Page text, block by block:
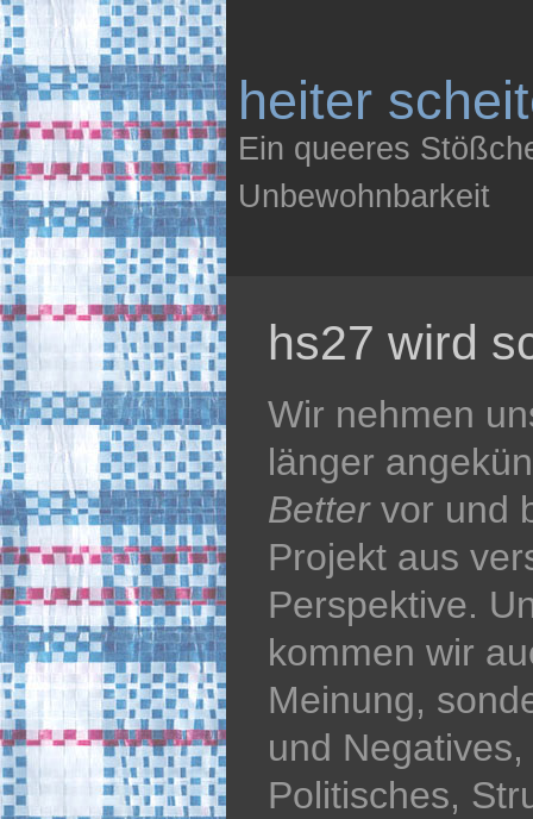
heiter
Ein queeres
Unbewohnbarkeit
hs27 wird
Wir nehmen
länger
Bettervor und
Projekt aus
Perspektive.
kommen wir
Meinung,
und
Politisches,